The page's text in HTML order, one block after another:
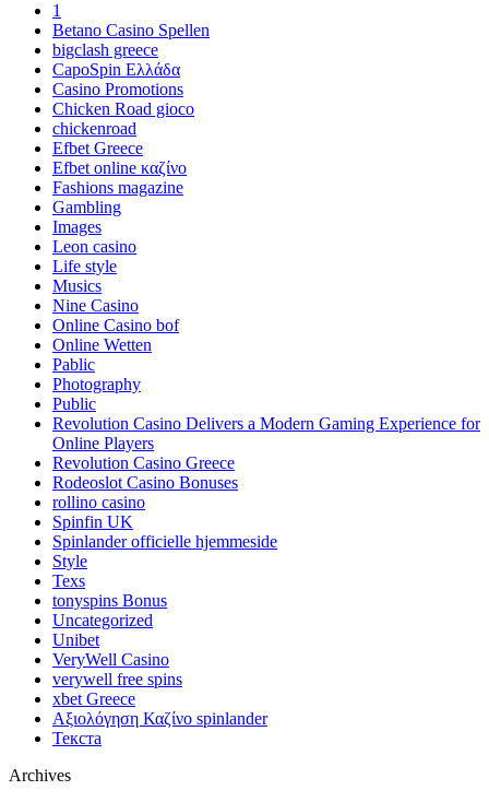
1
Betano Casino Spellen
bigclash greece
CapoSpin Ελλάδα
Casino Promotions
Chicken Road gioco
chickenroad
Efbet Greece
Efbet online καζίνο
Fashions magazine
Gambling
Images
Leon casino
Life style
Musics
Nine Casino
Online Casino bof
Online Wetten
Pablic
Photography
Public
Revolution Casino Delivers a Modern Gaming Experience for
Online Players
Revolution Casino Greece
Rodeoslot Casino Bonuses
rollino casino
Spinfin UK
Spinlander officielle hjemmeside
Style
Texs
tonyspins Bonus
Uncategorized
Unibet
VeryWell Casino
verywell free spins
xbet Greece
Αξιολόγηση Καζίνο spinlander
Текста
Archives